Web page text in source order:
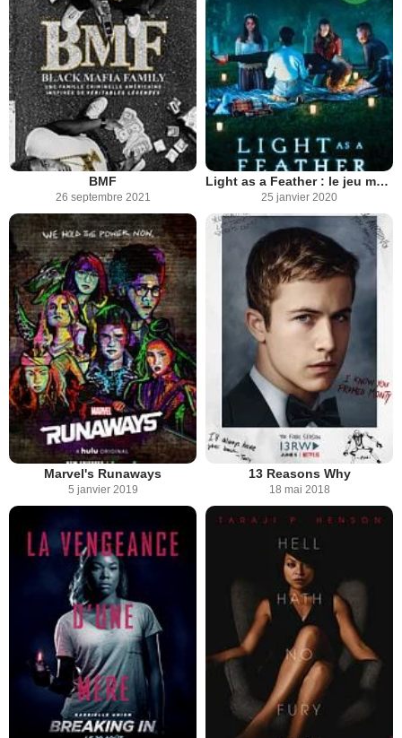
BMF
26 septembre 2021
Light as a Feather : le jeu maudit
25 janvier 2020
Marvel's Runaways
5 janvier 2019
13 Reasons Why
18 mai 2018